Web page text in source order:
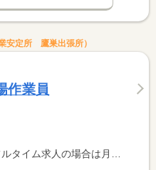
安定所 鷹巣出張所）
作業員
、パート求人の場合は時間額を表示しています。